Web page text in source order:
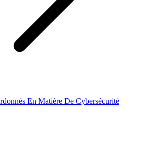
En Matière De Cybersécurité